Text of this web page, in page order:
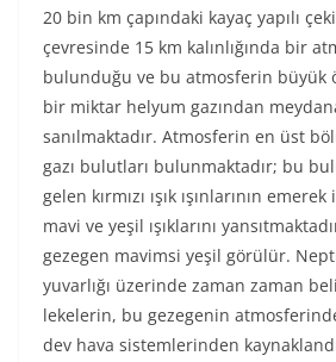
20 bin km çapındaki kayaç yapılı
çevresinde 15 km kalınlığında bir
bulunduğu ve bu atmosferin büyük
bir miktar helyum gazından
sanılmaktadır. Atmosferin en üst
gazı bulutları bulunmaktadır; bu
gelen kırmızı ışık ışınlarının
mavi ve yeşil ışıklarını
gezegen mavimsi yeşil görülür.
yuvarlığı üzerinde zaman zaman
lekelerin, bu gezegenin
dev hava sistemlerinden